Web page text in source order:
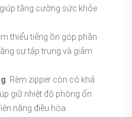
tăng cường sức khỏe
thiểu tiếng ồn góp phần
sự tập trung và giảm
: Rèm zipper còn có khả
giữ nhiệt độ phòng ổn
năng điều hòa.